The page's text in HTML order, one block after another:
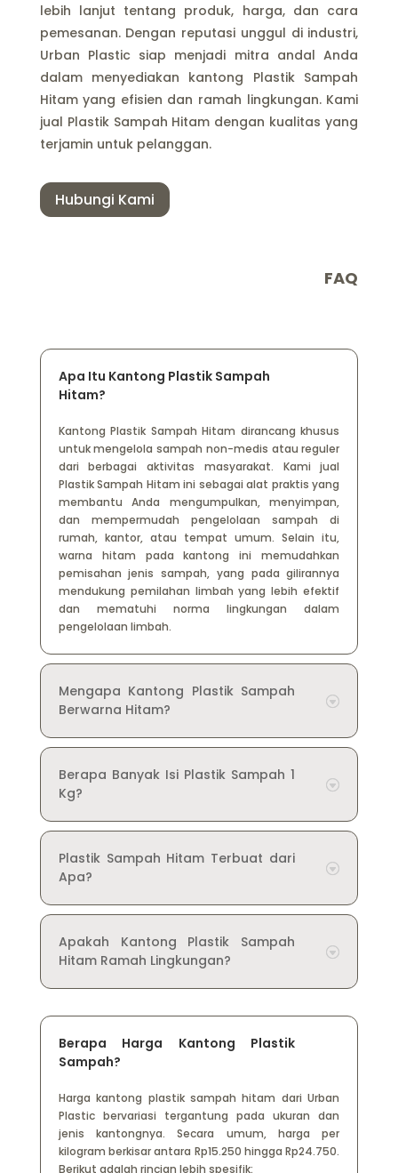
lebih lanjut tentang produk, harga, dan cara
pemesanan. Dengan reputasi unggul di industri,
Urban Plastic siap menjadi mitra andal Anda
dalam menyediakan kantong Plastik Sampah
Hitam yang efisien dan ramah lingkungan. Kami
jual Plastik Sampah Hitam dengan kualitas yang
terjamin untuk pelanggan.
Hubungi Kami
FAQ
Apa Itu Kantong Plastik Sampah
Hitam?
Kantong Plastik Sampah Hitam dirancang khusus
untuk mengelola sampah non-medis atau reguler
dari berbagai aktivitas masyarakat. Kami jual
Plastik Sampah Hitam ini sebagai alat praktis yang
membantu Anda mengumpulkan, menyimpan,
dan mempermudah pengelolaan sampah di
rumah, kantor, atau tempat umum. Selain itu,
warna hitam pada kantong ini memudahkan
pemisahan jenis sampah, yang pada gilirannya
mendukung pemilahan limbah yang lebih efektif
dan mematuhi norma lingkungan dalam
pengelolaan limbah.
Mengapa Kantong Plastik Sampah
Berwarna Hitam?
Berapa Banyak Isi Plastik Sampah 1
Kg?
Plastik Sampah Hitam Terbuat dari
Apa?
Apakah Kantong Plastik Sampah
Hitam Ramah Lingkungan?
Berapa Harga Kantong Plastik
Sampah?
Harga kantong plastik sampah hitam dari Urban
Plastic bervariasi tergantung pada ukuran dan
jenis kantongnya. Secara umum, harga per
kilogram berkisar antara Rp15.250 hingga Rp24.750.
Berikut adalah rincian lebih spesifik: